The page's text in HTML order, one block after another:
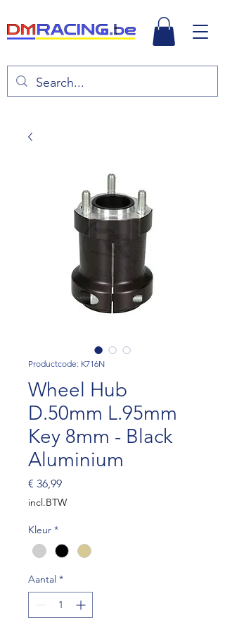
Productcode: K716N
Wheel Hub
D.50mm L.95mm
Key 8mm - Black
Aluminium
€ 36,99Prijs
incl.BTW
Kleur *
Aantal *